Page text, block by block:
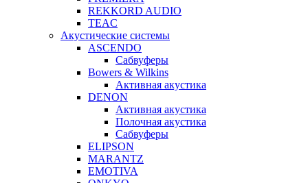
REKKORD AUDIO
TEAC
Акустические системы
ASCENDO
Сабвуферы
Bowers & Wilkins
Активная акустика
DENON
Активная акустика
Полочная акустика
Сабвуферы
ELIPSON
MARANTZ
EMOTIVA